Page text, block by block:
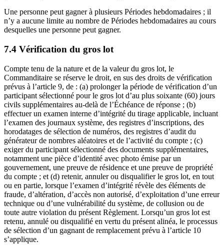
Une personne peut gagner à plusieurs Périodes hebdomadaires ; il
n’y a aucune limite au nombre de Périodes hebdomadaires au cours
desquelles une personne peut gagner.
7.4 Vérification du gros lot
Compte tenu de la nature et de la valeur du gros lot, le
Commanditaire se réserve le droit, en sus des droits de vérification
prévus à l’article 9, de : (a) prolonger la période de vérification d’un
participant sélectionné pour le gros lot d’au plus soixante (60) jours
civils supplémentaires au-delà de l’Échéance de réponse ; (b)
effectuer un examen interne d’intégrité du tirage applicable, incluant
l’examen des journaux système, des registres d’inscriptions, des
horodatages de sélection de numéros, des registres d’audit du
générateur de nombres aléatoires et de l’activité du compte ; (c)
exiger du participant sélectionné des documents supplémentaires,
notamment une pièce d’identité avec photo émise par un
gouvernement, une preuve de résidence et une preuve de propriété
du compte ; et (d) retenir, annuler ou disqualifier le gros lot, en tout
ou en partie, lorsque l’examen d’intégrité révèle des éléments de
fraude, d’altération, d’accès non autorisé, d’exploitation d’une erreur
technique ou d’une vulnérabilité du système, de collusion ou de
toute autre violation du présent Règlement. Lorsqu’un gros lot est
retenu, annulé ou disqualifié en vertu du présent alinéa, le processus
de sélection d’un gagnant de remplacement prévu à l’article 10
s’applique.